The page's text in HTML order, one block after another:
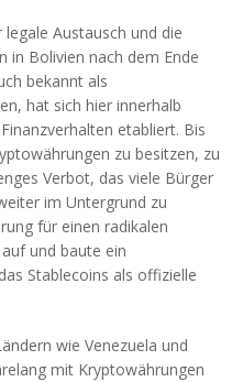
legale Austausch und die
in Bolivien nach dem Ende
bekannt als
, hat sich hier innerhalb
etabliert. Bis
zu besitzen, zu
Verbot, das viele Bürger
im Untergrund zu
für einen radikalen
und baute ein
Stablecoins als offizielle
wie Venezuela und
mit Kryptowährungen